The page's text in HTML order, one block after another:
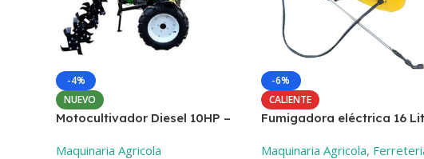
-4%
NUEVO
Motocultivador Diesel 10HP –
2°Repueto
Maquinaria Agricola
-6%
CALIENTE
Fumigadora eléctrica 16
Maquinaria Agricola,